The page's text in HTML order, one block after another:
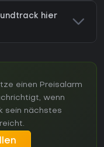
hier
einen Preisalarm
wenn
sein nächstes